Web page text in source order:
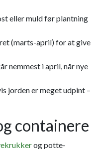
eller muld før plantning
(marts-april) for at give
nemmest i april, når nye
jorden er meget udpint –
containere
og potte-